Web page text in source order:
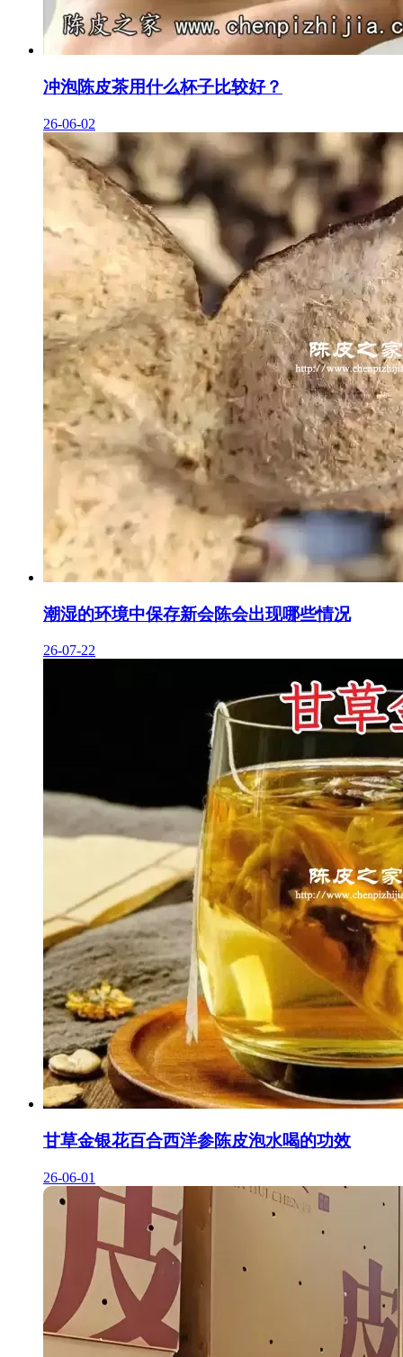
冲泡陈皮茶用什么杯子比较好？
26-06-02
潮湿的环境中保存新会陈会出现哪些情况
26-07-22
甘草金银花百合西洋参陈皮泡水喝的功效
26-06-01